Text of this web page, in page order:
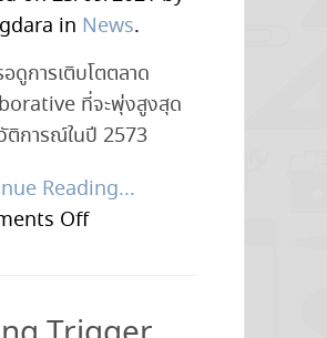
in News.
ดูการเติบโตตลาด
ที่จะพุ่งสูงสุด
ติการณ์ในปี 2573
Reading...
Offon